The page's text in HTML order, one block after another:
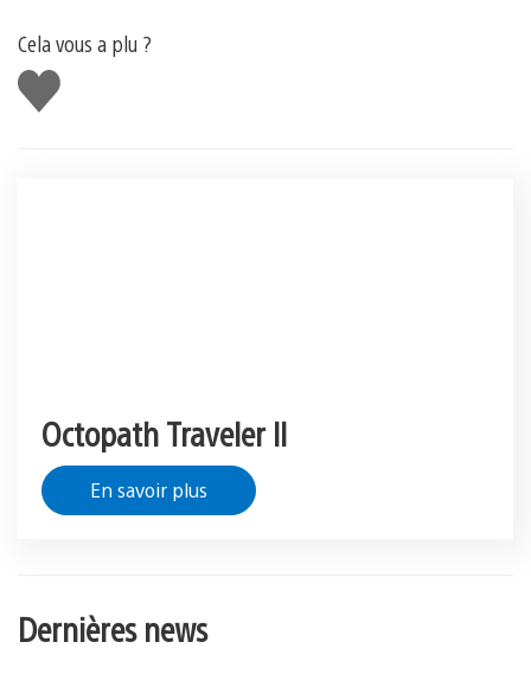
Cela vous a plu ?
J'aime
Octopath Traveler II
En savoir plus
Dernières news